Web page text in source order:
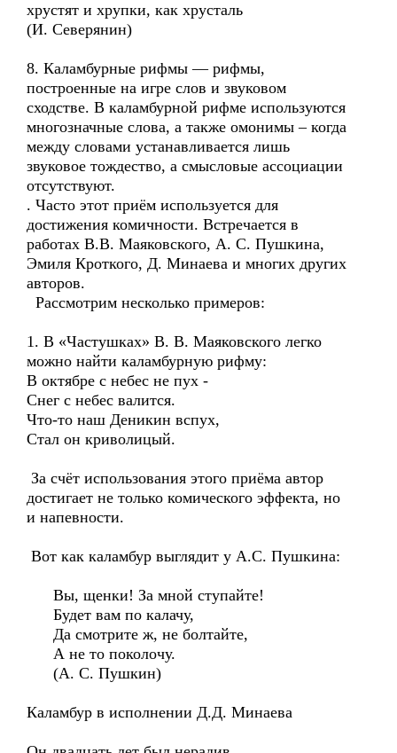
хрустят и хрупки, как хрусталь
(И. Северянин)
8. Каламбурные рифмы — рифмы,
построенные на игре слов и звуковом
сходстве. В каламбурной рифме используются
многозначные слова, а также омонимы – когда
между словами устанавливается лишь
звуковое тождество, а смысловые ассоциации
отсутствуют.
. Часто этот приём используется для
достижения комичности. Встречается в
работах В.В. Маяковского, А. С. Пушкина,
Эмиля Кроткого, Д. Минаева и многих других
авторов.
Рассмотрим несколько примеров:
1. В «Частушках» В. В. Маяковского легко
можно найти каламбурную рифму:
В октябре с небес не пух -
Снег с небес валится.
Что-то наш Деникин вспух,
Стал он криволицый.
За счёт использования этого приёма автор
достигает не только комического эффекта, но
и напевности.
Вот как каламбур выглядит у А.С. Пушкина:
Вы, щенки! За мной ступайте!
Будет вам по калачу,
Да смотрите ж, не болтайте,
А не то поколочу.
(А. С. Пушкин)
Каламбур в исполнении Д.Д. Минаева